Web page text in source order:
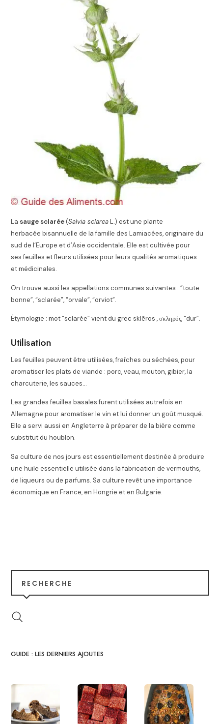
La sauge sclarée(Salvia sclareaL.) est une plante
herbacée bisannuelle de la famille des Lamiacées, originaire du
sud de l’Europe et d’Asie occidentale. Elle est cultivée pour
ses feuilles et fleurs utilisées pour leurs qualités aromatiques
et médicinales.
On trouve aussi les appellations communes suivantes : “toute
bonne”, “sclarée”, “orvale”, “orviot”.
Étymologie : mot “sclarée” vient du grec sklêros , σκληρός, “dur”.
Utilisation
Les feuilles peuvent être utilisées, fraîches ou séchées, pour
aromatiser les plats de viande : porc, veau, mouton, gibier, la
charcuterie, les sauces…
Les grandes feuilles basales furent utilisées autrefois en
Allemagne pour aromatiser le vin et lui donner un goût musqué.
Elle a servi aussi en Angleterre à préparer de la bière comme
substitut du houblon.
Sa culture de nos jours est essentiellement destinée à produire
une huile essentielle utilisée dans la fabrication de vermouths,
de liqueurs ou de parfums. Sa culture revêt une importance
économique en France, en Hongrie et en Bulgarie.
RECHERCHE
GUIDE : LES DERNIERS AJOUTES